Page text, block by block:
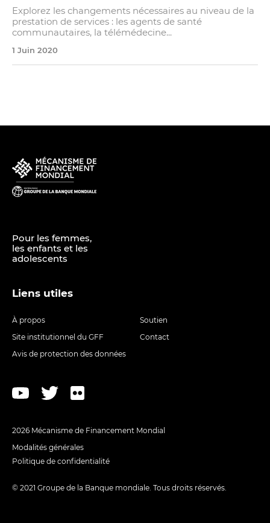
Explorez les changements nécessaires au niveau de la
prestation de services : les agents de santé
communautaires, la télémédecine...
1 Juin 2020
Pour les femmes,
les enfants et les
adolescents
Liens utiles
À propos
Soutien
Site institutionnel du GFF
Contact
Avis de protection des données
2026 Mécanisme de Financement Mondial
Modalités générales
Politique de confidentialité
© 2021 Groupe de la Banque mondiale. Tous droits réservés.